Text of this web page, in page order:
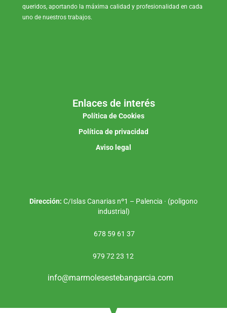
queridos, aportando la máxima calidad y profesionalidad en cada
uno de nuestros trabajos.
Enlaces de interés
Política de Cookies
Política de privacidad
Aviso legal
Dirección: C/Islas Canarias nº1 – Palencia · (poligono
industrial)
678 59 61 37
979 72 23 12
info@marmolesestebangarcia.com